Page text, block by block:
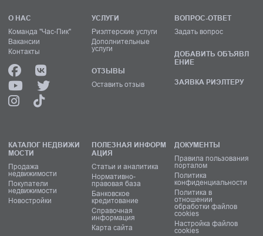
О НАС
Команда "Час-Пик"
Вакансии
Контакты
УСЛУГИ
Риэлтерские услуги
Дополнительные
услуги
ОТЗЫВЫ
Оставить отзыв
ВОПРОС-ОТВЕТ
Задать вопрос
ДОБАВИТЬ ОБЪЯВЛ
ЕНИЕ
ЗАЯВКА РИЭЛТЕРУ
КАТАЛОГ НЕДВИЖИ
МОСТИ
Продажа
недвижимости
Покупатели
недвижимости
Новостройки
ПОЛЕЗНАЯ ИНФОРМ
АЦИЯ
Статьи и аналитика
Нормативно-
правовая база
Банковское
кредитование
Справочная
информация
Карта сайта
ДОКУМЕНТЫ
Правила пользования
порталом
Политика
конфиденциальности
Политика в
отношении
обработки файлов
cookies
Настройка файлов
cookies